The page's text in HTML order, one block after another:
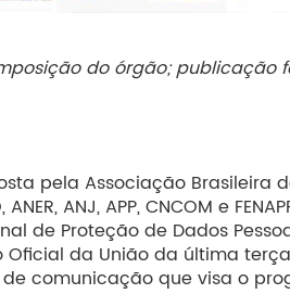
do órgão; publicação
pela Associação Brasileira
ANER, ANJ, APP, CNCOM e
de Proteção de Dados
da União da última
comunicação que visa o